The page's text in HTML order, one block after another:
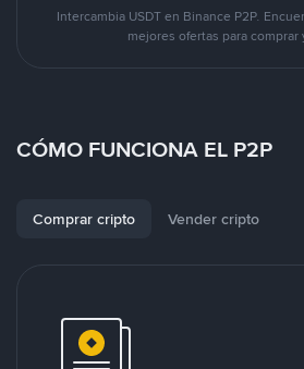
Intercambia USDT en Binance P2P.
mejores ofertas para comprar
CÓMO FUNCIONA EL P2P
Comprar cripto Vender cripto